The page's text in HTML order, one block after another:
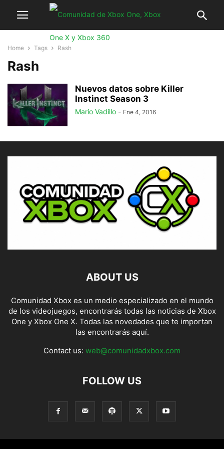
Home Tags Rash
Rash
Nuevos datos sobre Killer
Instinct Season 3
Mario Vadillo - Ene 4, 2016
ABOUT US
Comunidad Xbox es un medio especializado en el mundo
de los videojuegos, encontrarás todas las noticias de Xbox
One y Xbox One X. Todas las novedades que te importan
las encontrarás aquí.
Contact us: web@comunidadxbox.com
FOLLOW US